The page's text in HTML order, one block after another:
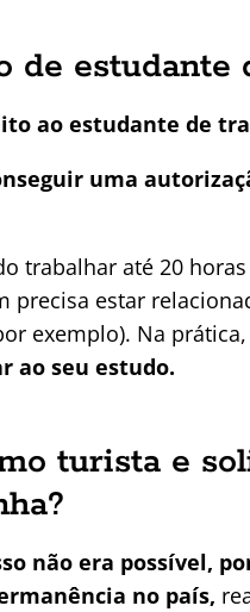
de estudante
ao estudante de
uma
trabalhar até 20
precisa estar
exemplo). Na
ao seu estudo.
turista e
não era possível,
no país,